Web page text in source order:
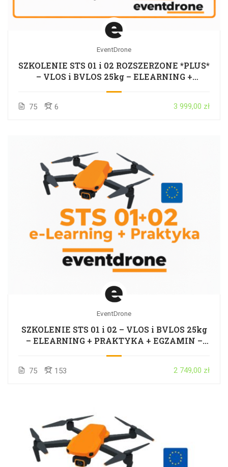
EventDrone
SZKOLENIE STS 01 i 02 ROZSZERZONE *PLUS*
– VLOS i BVLOS 25kg – ELEARNING +
75 6 3 999,00 zł
EventDrone
SZKOLENIE STS 01 i 02 – VLOS i BVLOS 25kg
– ELEARNING + PRAKTYKA + EGZAMIN –
75 153 2 749,00 zł